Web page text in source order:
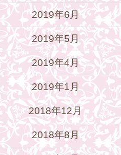
2019年6月
2019年5月
2019年4月
2019年1月
2018年12月
2018年8月